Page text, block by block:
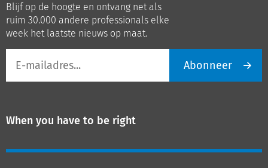
LinkedInYoutube
Blijf op de hoogte en ontvang net als
ruim 30.000 andere professionals elke
week het laatste nieuws op maat.
mailadres
Abonneer
When you have to be right